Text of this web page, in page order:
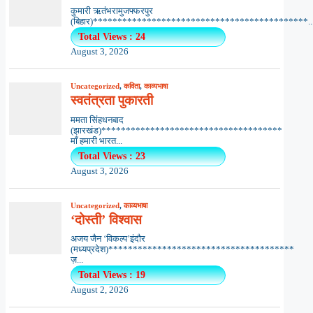
कुमारी ऋतंभरामुजफ्फरपुर
Total Views : 24
August 3, 2026
Uncategorized,कविता,काव्यभाषा
स्वतंत्रता पुकारती
ममता सिंहधनबाद
(झारखंड)*************************************
माँ हमारी भारत...
Total Views : 23
August 3, 2026
Uncategorized,काव्यभाषा
‘दोस्ती’ विश्वास
अजय जैन ‘विकल्प’इंदौर
(मध्यप्रदेश)**************************************
ज़...
Total Views : 19
August 2, 2026